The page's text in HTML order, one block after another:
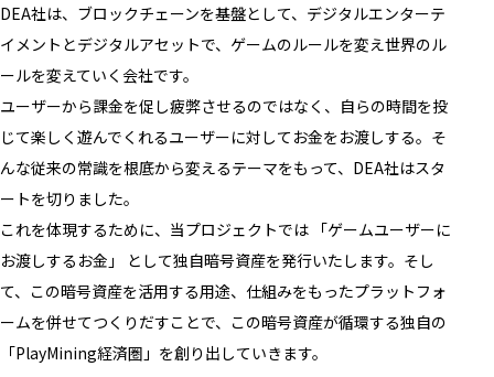
DEA社は、ブロックチェーンを基盤として、デジタルエンターテ
イメントとデジタルアセットで、ゲームのルールを変え世界のル
ールを変えていく会社です。
ユーザーから課金を促し疲弊させるのではなく、自らの時間を投
じて楽しく遊んでくれるユーザーに対してお金をお渡しする。そ
んな従来の常識を根底から変えるテーマをもって、DEA社はスタ
ートを切りました。
これを体現するために、当プロジェクトでは 「ゲームユーザーに
お渡しするお金」 として独自暗号資産を発行いたします。そし
て、この暗号資産を活用する用途、仕組みをもったプラットフォ
ームを併せてつくりだすことで、この暗号資産が循環する独自の
「PlayMining経済圏」を創り出していきます。